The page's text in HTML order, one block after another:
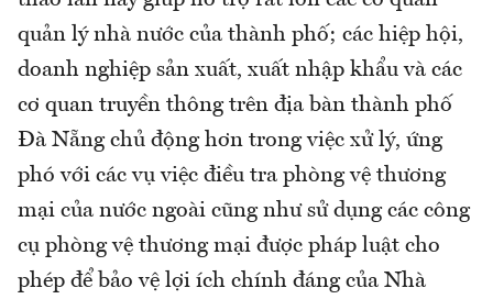
quản lý nhà nước của thành phố; các hiệp hội,
doanh nghiệp sản xuất, xuất nhập khẩu và các
cơ quan truyền thông trên địa bàn thành phố
Đà Nẵng chủ động hơn trong việc xử lý, ứng
phó với các vụ việc điều tra phòng vệ thương
mại của nước ngoài cũng như sử dụng các công
cụ phòng vệ thương mại được pháp luật cho
phép để bảo vệ lợi ích chính đáng của Nhà